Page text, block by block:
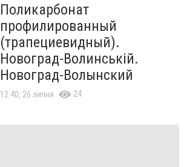
Поликарбонат
профилированный
(трапециевидный).
Новоград-Волинській.
Новоград-Волынский
12:40, 26 липня 24